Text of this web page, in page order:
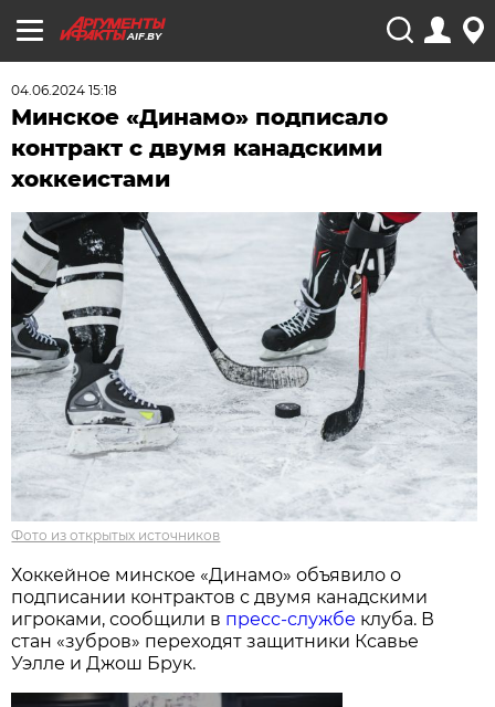
AIF.BY
04.06.2024 15:18
Минское «Динамо» подписало
контракт с двумя канадскими
хоккеистами
Фото из открытых источников
Хоккейное минское «Динамо» объявило о
подписании контрактов с двумя канадскими
игроками, сообщили в пресс-службе клуба. В
стан «зубров» переходят защитники Ксавье
Уэлле и Джош Брук.